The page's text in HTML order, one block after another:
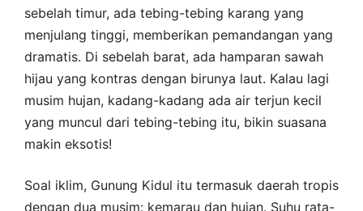
sebelah timur, ada tebing-tebing karang yang
menjulang tinggi, memberikan pemandangan yang
dramatis. Di sebelah barat, ada hamparan sawah
hijau yang kontras dengan birunya laut. Kalau lagi
musim hujan, kadang-kadang ada air terjun kecil
yang muncul dari tebing-tebing itu, bikin suasana
makin eksotis!
Soal iklim, Gunung Kidul itu termasuk daerah tropis
dengan dua musim: kemarau dan hujan. Suhu rata-